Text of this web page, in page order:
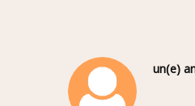
un(e)